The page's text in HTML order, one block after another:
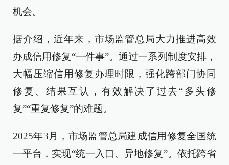
机会。
据介绍，近年来，市场监管总局大力推进高效
办成信用修复“一件事”。通过一系列制度安排，
大幅压缩信用修复办理时限，强化跨部门协同
修复、结果互认，有效解决了过去“多头修
复”“重复修复”的难题。
2025年3月，市场监管总局建成信用修复全国统
一平台，实现“统一入口、异地修复”。依托跨省